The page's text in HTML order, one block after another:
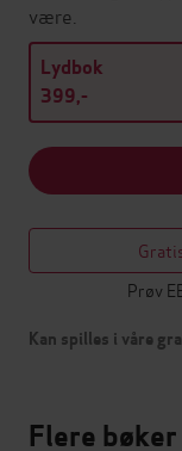
være.
Lydbok
399,-
Prøv
Kan spilles i våre
Flere